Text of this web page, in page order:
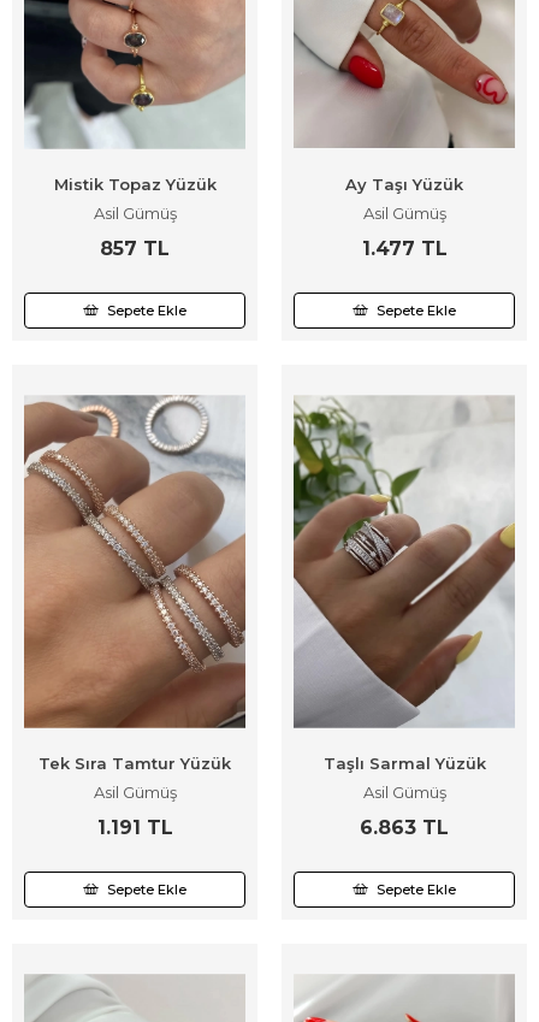
Mistik Topaz Yüzük
Asil Gümüş
857 TL
Sepete Ekle
Ay Taşı Yüzük
Asil Gümüş
1.477 TL
Sepete Ekle
Tek Sıra Tamtur Yüzük
Asil Gümüş
1.191 TL
Sepete Ekle
Taşlı Sarmal Yüzük
Asil Gümüş
6.863 TL
Sepete Ekle